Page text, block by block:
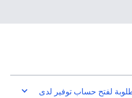
لفتح حساب توفير لدى